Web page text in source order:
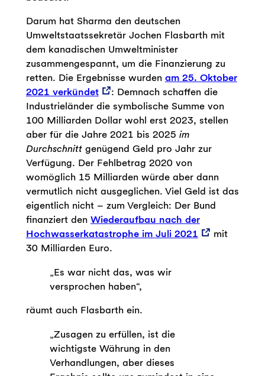
Darum hat Sharma den deutschen
Umweltstaatssekretär Jochen Flasbarth mit
dem kanadischen Umweltminister
zusammengespannt, um die Finanzierung zu
retten. Die Ergebnisse wurden am 25. Oktober
2021 verkündet
: Demnach schaffen die
Industrieländer die symbolische Summe von
100 Milliarden Dollar wohl erst 2023, stellen
aber für die Jahre 2021 bis 2025 im
Durchschnittgenügend Geld pro Jahr zur
Verfügung. Der Fehlbetrag 2020 von
womöglich 15 Milliarden würde aber dann
vermutlich nicht ausgeglichen. Viel Geld ist das
eigentlich nicht – zum Vergleich: Der Bund
finanziert den Wiederaufbau nach der
Hochwasserkatastrophe im Juli 2021
mit
30 Milliarden Euro.
„Es war nicht das, was wir
versprochen haben“,
räumt auch Flasbarth ein.
„Zusagen zu erfüllen, ist die
wichtigste Währung in den
Verhandlungen, aber dieses